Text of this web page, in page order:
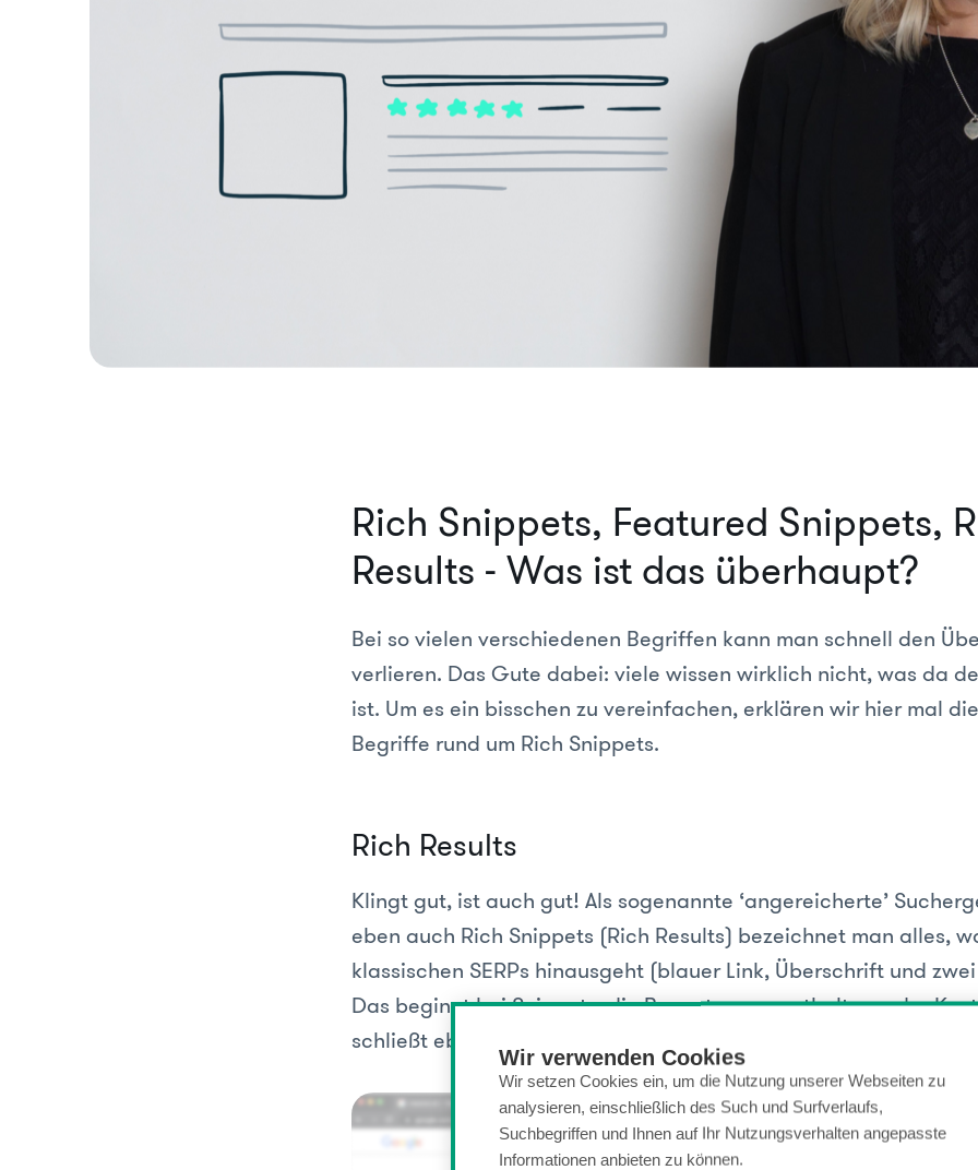
Wir verwenden Cookies
Wir setzen Cookies ein, um die Nutzung unserer Webseiten zu
analysieren, einschließlich des Such und Surfverlaufs,
Suchbegriffen und Ihnen auf Ihr Nutzungsverhalten angepasste
Informationen anbieten zu können.
Rich Snippets, Featured Snippets,
Results - Was ist das überhaupt?
Bei so vielen verschiedenen Begriffen kann man schnell den
verlieren. Das Gute dabei: viele wissen wirklich nicht, was da
ist. Um es ein bisschen zu vereinfachen, erklären wir hier mal
Begriffe rund um Rich Snippets.
Rich Results
Klingt gut, ist auch gut! Als sogenannte ‘angereicherte’
eben auch Rich Snippets (Rich Results) bezeichnet man alles,
klassischen SERPs hinausgeht (blauer Link, Überschrift und
Das beginnt bei Snippets, die Bewertungen enthalten, oder
schließt ebenfalls Featured Snippets ein. Das kann zum